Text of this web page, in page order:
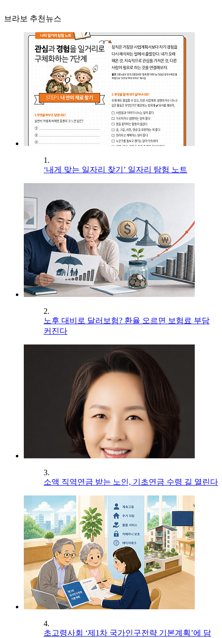
브라보 추천뉴스
1.
‘내게 맞는 일자리 찾기’ 일자리 탐험 노트
2.
노후 대비로 달러보험? 환율 오르면 보험료 부담
커진다
3.
소액 직역연금 받는 노인, 기초연금 수령 길 열린다
4.
초고령사회 ‘제1차 국가인구전략 기본계획’에 담